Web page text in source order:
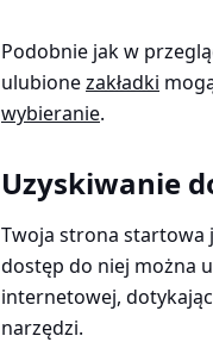
Podobnie jak w
ulubionezakładki
wybieranie.
Uzyskiwanie
Twoja strona startowa
dostęp do niej można
internetowej,
narzędzi.